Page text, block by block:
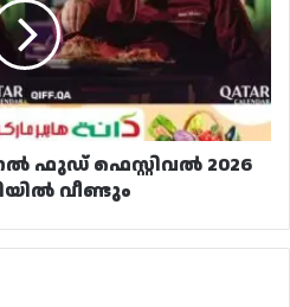
ഫുഡ് ഫെസ്റ്റിവൽ 2026
വീണ്ടും